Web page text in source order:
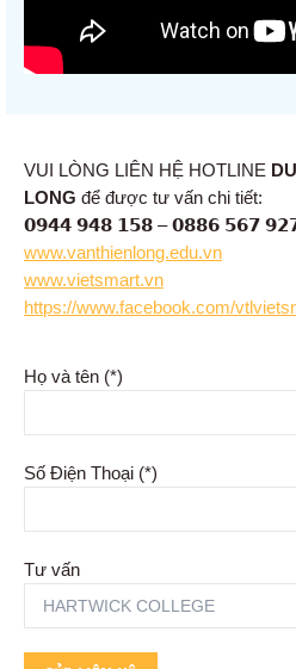
VUI LÒNG LIÊN HỆ HOTLINE
LONG để được tư vấn chi tiết:
𝟬𝟵𝟰𝟰 𝟵𝟰𝟴 𝟭𝟱𝟴 – 𝟬𝟴𝟴𝟲 𝟱𝟲𝟳
www.vanthienlong.edu.vn
www.vietsmart.vn
https://www.facebook.com/
Họ và tên (*)
Số Điện Thoại (*)
Tư vấn